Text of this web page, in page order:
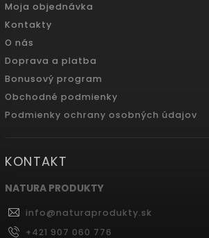
Moja objednávka
Kontakty
O nás
Doprava a platba
Bonusový program
Obchodné podmienky
Podmienky ochrany osobných údajov
KONTAKT
NATURA PRODUKTY
info@naturaprodukty.sk
+421 907 060 776